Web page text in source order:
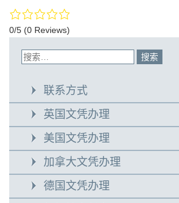
0/5 (0 Reviews)
联系方式
英国文凭办理
美国文凭办理
加拿大文凭办理
德国文凭办理